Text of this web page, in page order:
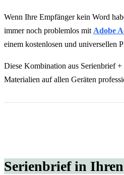
Wenn Ihre Empfänger kein Word
immer noch problemlos mit Adobe
einem kostenlosen und universellen
Diese Kombination aus Serienbrief +
Materialien auf allen Geräten
Serienbrief in